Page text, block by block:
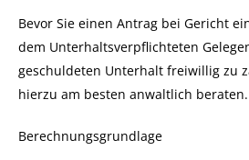
Bevor Sie einen Antrag bei Gericht
dem Unterhaltsverpflichteten
geschuldeten Unterhalt freiwillig zu
hierzu am besten anwaltlich beraten.
Berechnungsgrundlage